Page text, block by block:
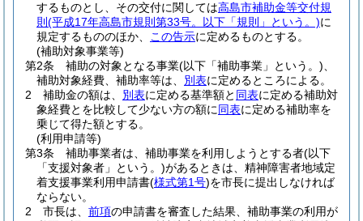
するものとし、その交付に関しては高島市補助金等交付規
則 (平成17年高島市規則第33号。以下「規則」という。)に
規定するもののほか、
この告示に定めるものとする。
(補助対象事業等)
第2条
補助の対象となる事業(以下「補助事業」という。)
補助対象経費、補助率等は、 別表に定めるところによる。
2
補助金の額は、 別表に定める基準額と 同表に定める補助対
象経費とを比較して少ない方の額に同表に定める補助率を
乗じて得た額とする。
(利用申請等)
第3条
補助事業者は、補助事業を利用しようとする者(以下
「支援対象者」という。)があるときは、精神障害者地域定
着支援事業利用申請書(様式第1号)を市長に提出しなければ
ならない。
2
市長は、 前項の申請書を審査した結果、補助事業の利用が